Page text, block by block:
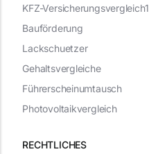
RECHTLICHES
KFZ-Versicherungsvergleich1
Bauförderung
Lackschuetzer
Gehaltsvergleiche
Führerscheinumtausch
Photovoltaikvergleich